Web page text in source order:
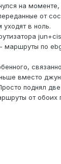
на моменте,
от
в ноль.
по
вместо
поднял
от обоих